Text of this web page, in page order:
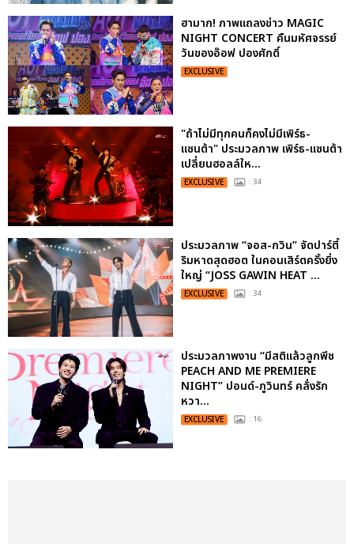
ฮามาก! ภาพแถลงข่าว MAGIC
NIGHT CONCERT คืนมหัศจรรย์
วันของอ๊อฟ ปองศักดิ์
EXCLUSIVE
"ถ้าไม่มีทุกคนก็คงไม่มีเพิร์ธ-
แซนต้า" ประมวลภาพ เพิร์ธ-แซนต้า
เปลี่ยนฮอลล์ให...
EXCLUSIVE : 34
ประมวลภาพ “จอส-กวิน” จัดปาร์ตี้
ริมหาดสุดฮอต ในคอนเสิร์ตครั้งยิ่ง
ใหญ่ “JOSS GAWIN HEAT ...
EXCLUSIVE : 34
ประมวลภาพงาน “มีสติแล้วลูกพีช
PEACH AND ME PREMIERE
NIGHT” ปอนด์-ภูวินทร์ คลั่งรัก
หวา...
EXCLUSIVE : 16